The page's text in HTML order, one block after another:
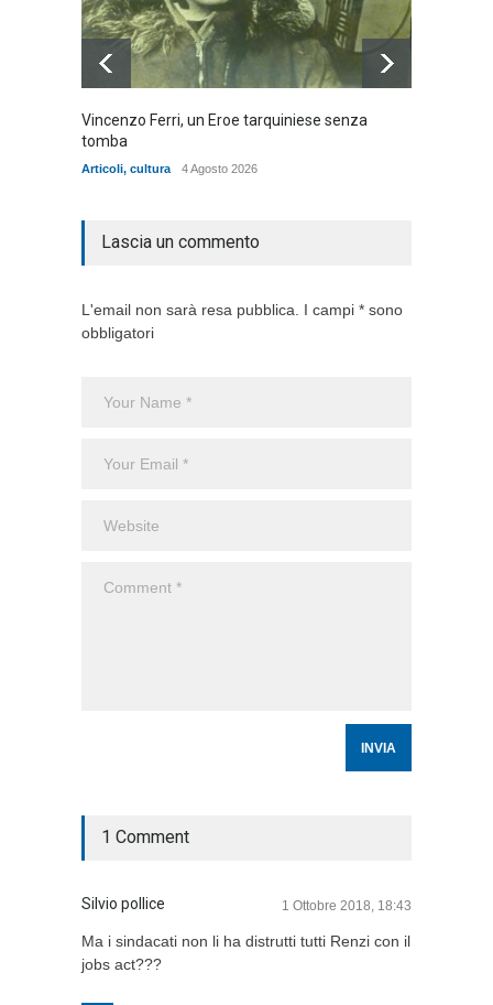
Vincenzo Ferri, un Eroe tarquiniese senza
tomba
Articoli, cultura 4 Agosto 2026
Lascia un commento
L'email non sarà resa pubblica. I campi * sono
obbligatori
1 Comment
Silvio pollice 1 Ottobre 2018, 18:43
Ma i sindacati non li ha distrutti tutti Renzi con il
jobs act???